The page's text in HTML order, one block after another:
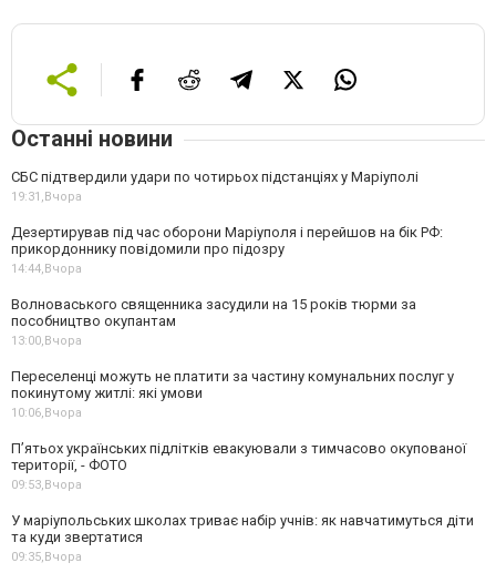
Останні новини
СБС підтвердили удари по чотирьох підстанціях у Маріуполі
19:31,Вчора
Дезертирував під час оборони Маріуполя і перейшов на бік РФ:
прикордоннику повідомили про підозру
14:44,Вчора
Волноваського священника засудили на 15 років тюрми за
пособництво окупантам
13:00,Вчора
Переселенці можуть не платити за частину комунальних послуг у
покинутому житлі: які умови
10:06,Вчора
П’ятьох українських підлітків евакуювали з тимчасово окупованої
території, - ФОТО
09:53,Вчора
У маріупольських школах триває набір учнів: як навчатимуться діти
та куди звертатися
09:35,Вчора